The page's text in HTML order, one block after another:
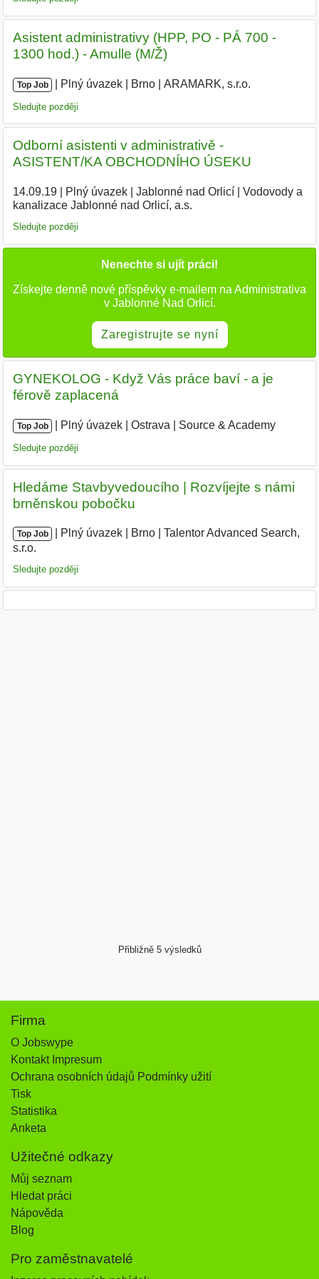
Asistent administrativy (HPP, PO - PÁ 700 -
1300 hod.) - Amulle (M/Ž)
Top Job Plný úvazek Brno ARAMARK, s.r.o.
Sledujte později
Odborní asistenti v administrativě -
ASISTENT/KA OBCHODNÍHO ÚSEKU
14.09.19| Plný úvazek| Jablonné nad Orlicí|
Vodovody a
kanalizace Jablonné nad Orlicí, a.s.
Sledujte později
Nenechte si ujít práci!
Získejte denně nové příspěvky e-mailem na Administrativa
v Jablonné Nad Orlicí.
Zaregistrujte se nyní
GYNEKOLOG - Když Vás práce baví - a je
férově zaplacená
Top Job Plný úvazek Ostrava Source & Academy
Sledujte později
Hledáme Stavbyvedoucího | Rozvíjejte s námi
brněnskou pobočku
Top Job Plný úvazek Brno
Talentor Advanced Search,
s.r.o.
Sledujte později
Přibližně 5 výsledků
Firma
O Jobswype
Kontakt Impresum
Ochrana osobních údajů Podmínky užití
Tisk
Statistika
Anketa
Užitečné odkazy
Můj seznam
Hledat práci
Nápověda
Blog
Pro zaměstnavatelé